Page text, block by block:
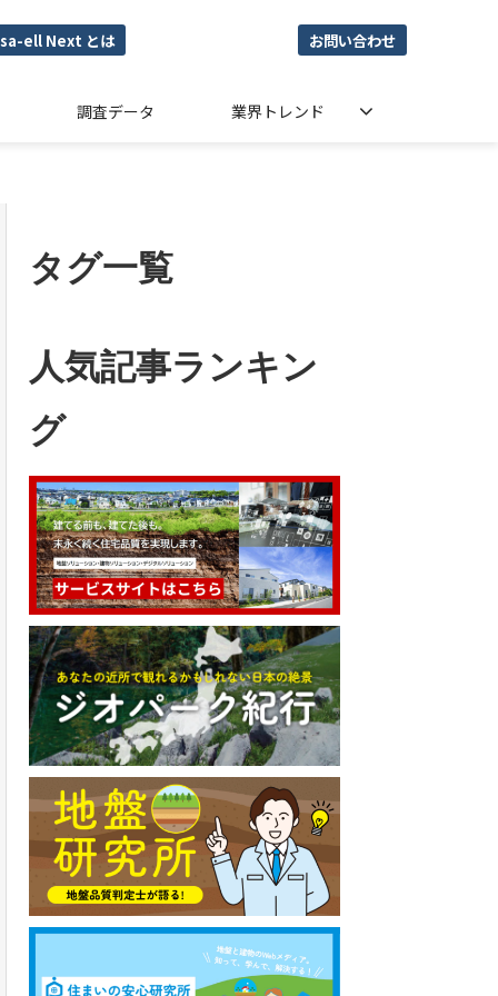
ell Next とは お問い合わせ
調査データ 業界トレンド
タグ一覧
人気記事ランキン
グ